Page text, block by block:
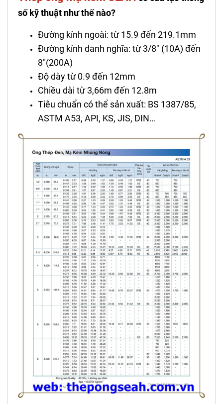
số kỹ thuật như thế nào?
Đường kính ngoài: từ 15.9 đến 219.1mm
Đường kính danh nghĩa: từ 3/8″ (10A) đến
8″(200A)
Độ dày từ 0.9 đến 12mm
Chiều dài từ 3,66m đến 12.8m
Tiêu chuẩn có thể sản xuất: BS 1387/85,
ASTM A53, API, KS, JIS, DIN…